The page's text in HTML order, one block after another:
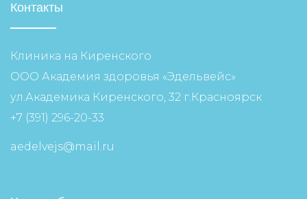
Контакты
Клиника на Киренского
ООО Академия здоровья «Эдельвейс»
ул.Академика Киренского, 32 г.Красноярск
+7 (391) 296-20-33
aedelvejs@mail.ru